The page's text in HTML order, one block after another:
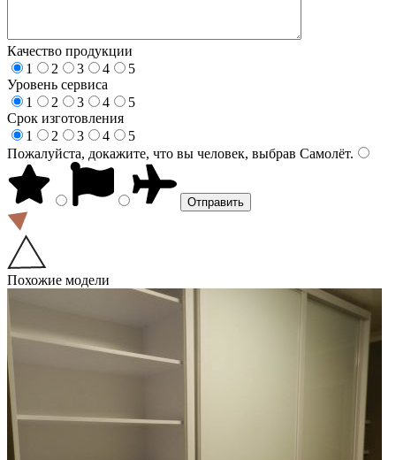
Качество продукции
1
2 3 4
5
Уровень сервиса
1
2 3 4
5
Срок изготовления
1
2 3 4
5
Пожалуйста, докажите, что вы человек, выбрав Самолёт.
Похожие модели